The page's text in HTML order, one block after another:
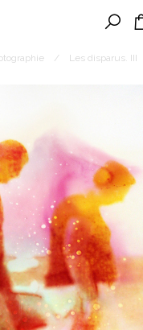
/ Les disparus. III